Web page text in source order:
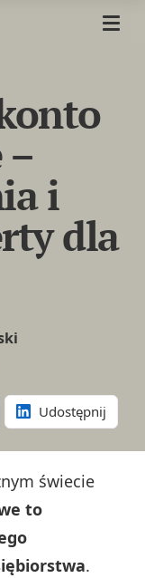
i
dla
Udostępnij
świecie
to
.